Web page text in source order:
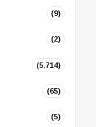
(9)
(2)
(5.714)
(65)
(5)